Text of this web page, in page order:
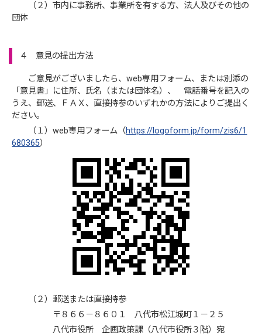
（２）市内に事務所、事業所を有する方、法人及びその他の
団体
４ 意見の提出方法
ご意見がございましたら、web専用フォーム、または別添の
「意見書」に住所、氏名（または団体名）、 電話番号を記入の
うえ、郵送、ＦＡＸ、直接持参のいずれかの方法によりご提出く
ださい。
（１）web専用フォーム（https://logoform.jp/form/zis6/1
680365）
（２）郵送または直接持参
〒８６６－８６０１ 八代市松江城町１－２５
八代市役所 企画政策課（八代市役所３階）宛